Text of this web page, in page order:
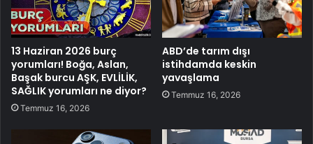
13 Haziran 2026 burç
yorumları! Boğa, Aslan,
Başak burcu AŞK, EVLİLİK,
SAĞLIK yorumları ne diyor?
Temmuz 16, 2026
ABD’de tarım dışı
istihdamda keskin
yavaşlama
Temmuz 16, 2026